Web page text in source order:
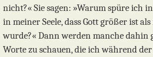
nicht?« Sie sagen: »Warum spüre ich
in meiner Seele, dass Gott größer ist
wurde?« Dann werden manche dahin
Worte zu schauen, die ich während